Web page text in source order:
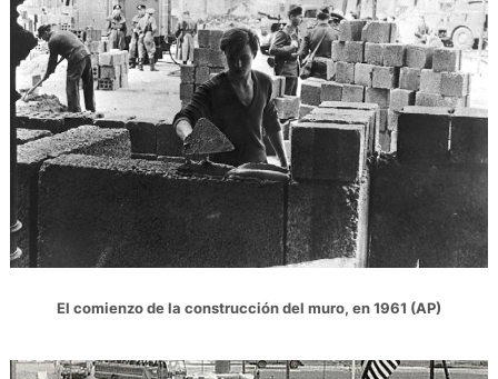
El comienzo de la construcción del muro, en 1961 (AP)